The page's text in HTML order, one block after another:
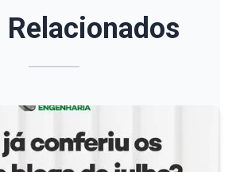
Relacionados